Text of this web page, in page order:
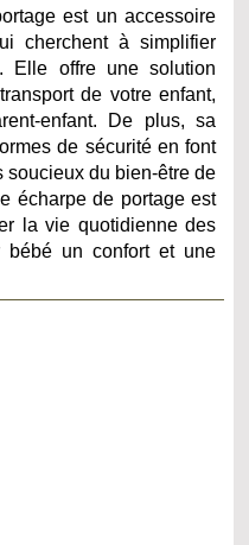
est un accessoire
cherchent à simplifier
Elle offre une solution
de votre enfant,
enfant. De plus, sa
de sécurité en font
soucieux du bien-être de
écharpe de portage est
la vie quotidienne des
bébé un confort et une